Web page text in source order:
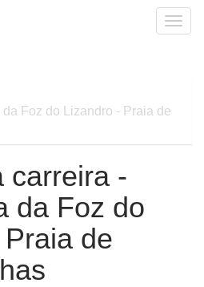
Foz do Lizandro - Praia de
carreira -
da Foz do
de